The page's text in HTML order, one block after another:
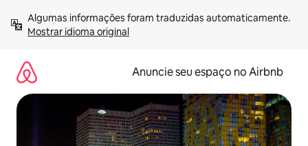
para
Mostrar idioma original
Anuncie seu espaço no Airbnb